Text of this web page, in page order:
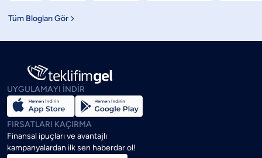
Tüm Blogları Gör 
UYGULAMAYI İNDİR
FIRSATLARI KAÇIRMA
Finansal ipuçları ve avantajlı
kampanyalardan ilk sen haberdar ol!